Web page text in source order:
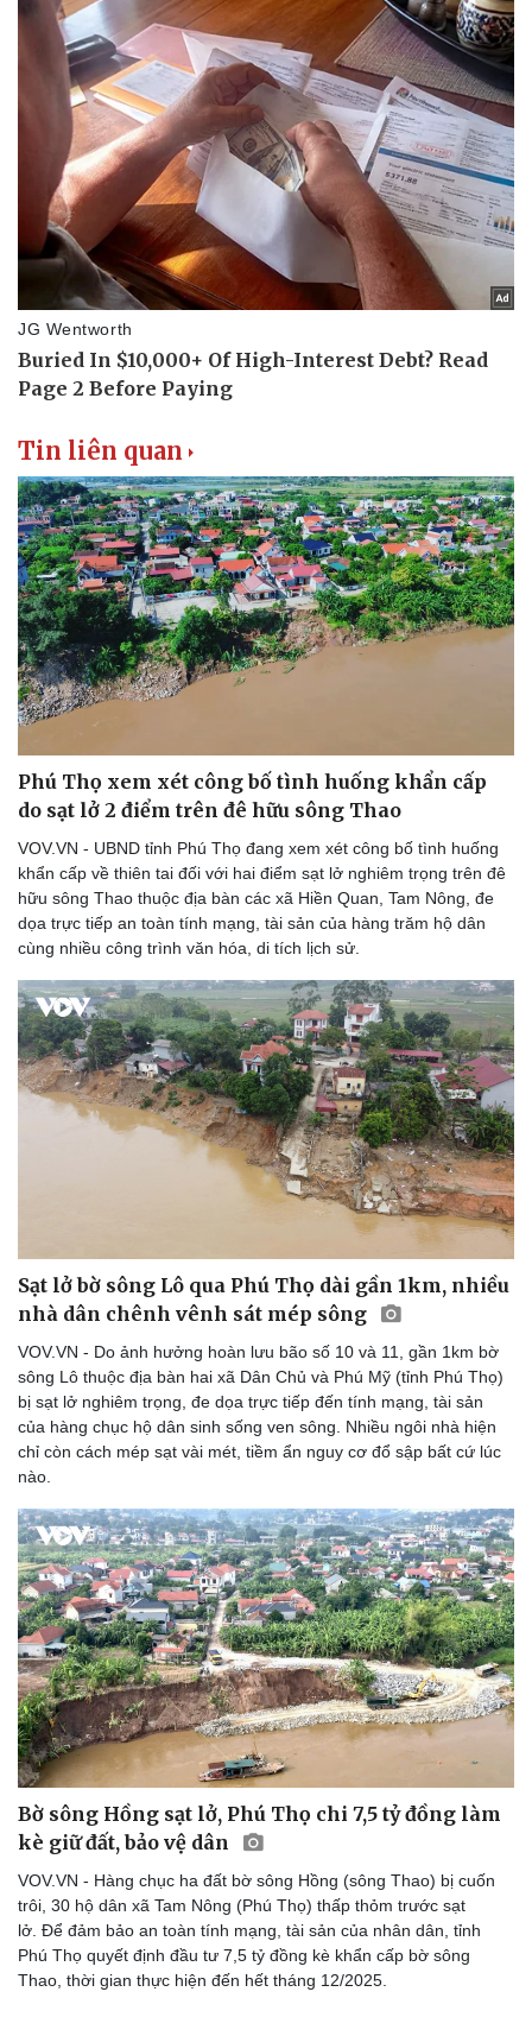
Doanh nghiệp
Thông tin doanh nghiệp
Doanh nghiệp 24h
Doanh nhân
Vì cộng đồng
Công nghệ
Sành điệu
Tin Công nghệ
Trải nghiệm
Chuyển đổi số
Sức khỏe
Dinh dưỡng - món ngon
Cây thuốc
Sản phụ khoa
Nhi khoa
Nam khoa
Làm đẹp - giảm cân
Phòng mạch online
Ăn sạch sống khỏe
Đời sống
Nhà đẹp
Tin liên quan
Phú Thọ xem xét công bố tình huống khẩn cấp
do sạt lở 2 điểm trên đê hữu sông Thao
VOV.VN - UBND tỉnh Phú Thọ đang xem xét công bố tình huống
khẩn cấp về thiên tai đối với hai điểm sạt lở nghiêm trọng trên đê
hữu sông Thao thuộc địa bàn các xã Hiền Quan, Tam Nông, đe
dọa trực tiếp an toàn tính mạng, tài sản của hàng trăm hộ dân
cùng nhiều công trình văn hóa, di tích lịch sử.
Sạt lở bờ sông Lô qua Phú Thọ dài gần 1km, nhiều
nhà dân chênh vênh sát mép sông
VOV.VN - Do ảnh hưởng hoàn lưu bão số 10 và 11, gần 1km bờ
sông Lô thuộc địa bàn hai xã Dân Chủ và Phú Mỹ (tỉnh Phú Thọ)
bị sạt lở nghiêm trọng, đe dọa trực tiếp đến tính mạng, tài sản
của hàng chục hộ dân sinh sống ven sông. Nhiều ngôi nhà hiện
chỉ còn cách mép sạt vài mét, tiềm ẩn nguy cơ đổ sập bất cứ lúc
nào.
Bờ sông Hồng sạt lở, Phú Thọ chi 7,5 tỷ đồng làm
kè giữ đất, bảo vệ dân
VOV.VN - Hàng chục ha đất bờ sông Hồng (sông Thao) bị cuốn
trôi, 30 hộ dân xã Tam Nông (Phú Thọ) thấp thỏm trước sạt
lở. Để đảm bảo an toàn tính mạng, tài sản của nhân dân, tỉnh
Phú Thọ quyết định đầu tư 7,5 tỷ đồng kè khẩn cấp bờ sông
Thao, thời gian thực hiện đến hết tháng 12/2025.